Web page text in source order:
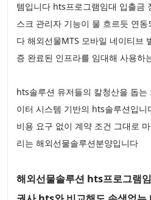
템입니다 hts프로그램임대 입출금
스크 관리자 기능이 물 흐르듯 연
다 해외선물MTS 모바일 네이티브
증 완료된 인프라를 임대해 사용하
hts솔루션 유저들의 칼청산을 돕는
이터 시스템 기반의 hts솔루션입
비용 요구 없이 계약 조건 그대로
리는 해외선물솔루션분양입니다
해외선물솔루션 hts프로그램